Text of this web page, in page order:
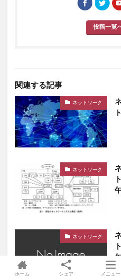
投稿一覧
関連する記事
ネットワーク
ネットワーク
ネットワーク
ホーム シェア メニュー